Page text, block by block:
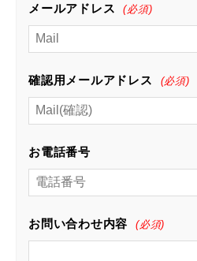
メールアドレス (必須)
確認用メールアドレス (必須)
お電話番号
お問い合わせ内容 (必須)